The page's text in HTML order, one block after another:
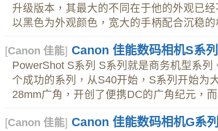
升级版本，其最大的不同在于他的外观已
以黑色为外观颜色，宽大的手柄配合沉稳
[Canon 佳能] Canon 佳能数码相机S系列
PowerShot S系列 S系列就是商务机型系
个成功的系列，从S40开始，S系列开始为
28mm广角，开创了便携DC的广角纪元，
[Canon 佳能] Canon 佳能数码相机G系